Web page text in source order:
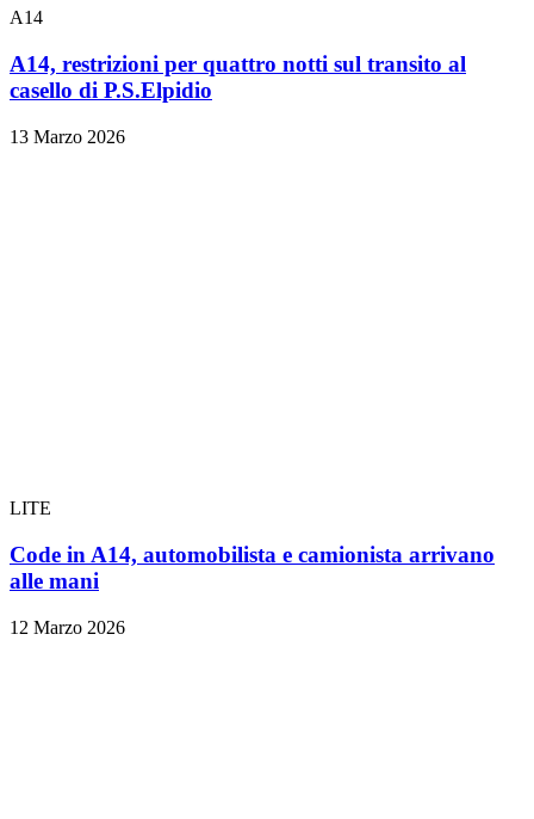
A14
A14, restrizioni per quattro notti sul transito al
casello di P.S.Elpidio
13 Marzo 2026
LITE
Code in A14, automobilista e camionista arrivano
alle mani
12 Marzo 2026